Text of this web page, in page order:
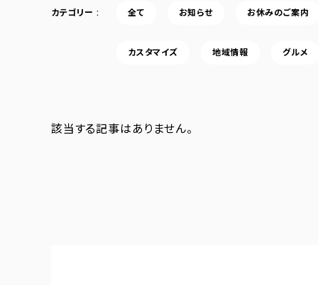
カテゴリー 全て お知らせ お休みのご案内
カスタマイズ 地域情報 グルメ
該当する記事はありません。